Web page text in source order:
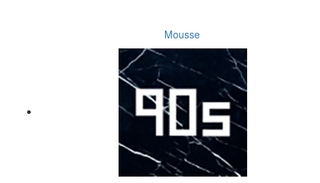
Mousse